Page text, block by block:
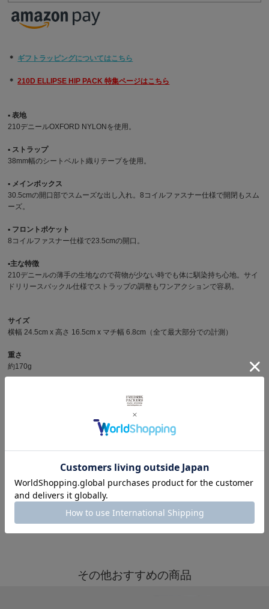
＊ ギフトラッピングについてはこちら
＊ 210D ELLIPSE HIP PACK 特集ページはこちら
▪︎ 表地
210デニールOXFORD NYLONを使用。
▪︎ ストラップ
38mm幅のシートベルト織りテープを使用。
▪︎ メインボックス
30.5cmの開口部でスムーズな出し入れ。8コイルファスナー仕様で開閉もスム
ーズ。
▪︎ フロントポケット
8コイルファスナー仕様で23.5cmの開口。
▪︎主な特徴
210デニールの薄手の生地なので荷物が少ない時でも体に馴染持ち心地。サイ
ドリリースバックル仕様でストラップの調整もワンアクションで容易。
サイズ
横幅 24.5cm x 高さ 16.5cm x マチ幅 6.8cm（全て最大部分での計測）
重さ
約170g
その他メッセンジャーバッグを見る
※製品詳細画像は実際の商品とは違う画像を使用している場合もございますので、ご注意下さい
ますようお願いします。
その他おすすめの商品